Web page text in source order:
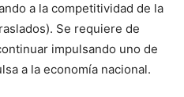
a la competitividad de la
Se requiere de
impulsando uno de
a la economía nacional.